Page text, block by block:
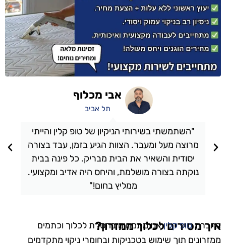
"השתמשתי בשירותי הניקיון של טופ קלין והייתי
מרוצה מעל ומעבר. הצוות הגיע בזמן, עבד בצורה
יסודית והשאיר את הבית מבריק. כל פינה בבית
נוקתה בצורה מושלמת, והיחס היה אדיב ומקצועי.
ממליץ בחום!"
אבי מכלוף
תל אביב
איך מסירים לכלוך ממזרון?
בחברתטופ קליןאנו מתמחים בהסרת לכלוך וכתמים
ממזרונים תוך שימוש בטכניקות ובחומרי ניקוי מתקדמים